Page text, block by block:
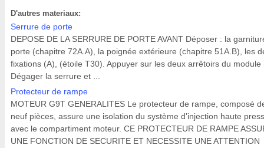
D'autres materiaux:
Serrure de porte
DEPOSE DE LA SERRURE DE PORTE AVANT Déposer : la
porte (chapitre 72A.A), la poignée extérieure (chapitre 51A.B), les
fixations (A), (étoile T30). Appuyer sur les deux arrêtoirs du module
Dégager la serrure et ...
Protecteur de rampe
MOTEUR G9T GENERALITES Le protecteur de rampe, composé
neuf pièces, assure une isolation du système d'injection haute
avec le compartiment moteur. CE PROTECTEUR DE RAMPE
UNE FONCTION DE SECURITE ET NECESSITE UNE ATTENTION